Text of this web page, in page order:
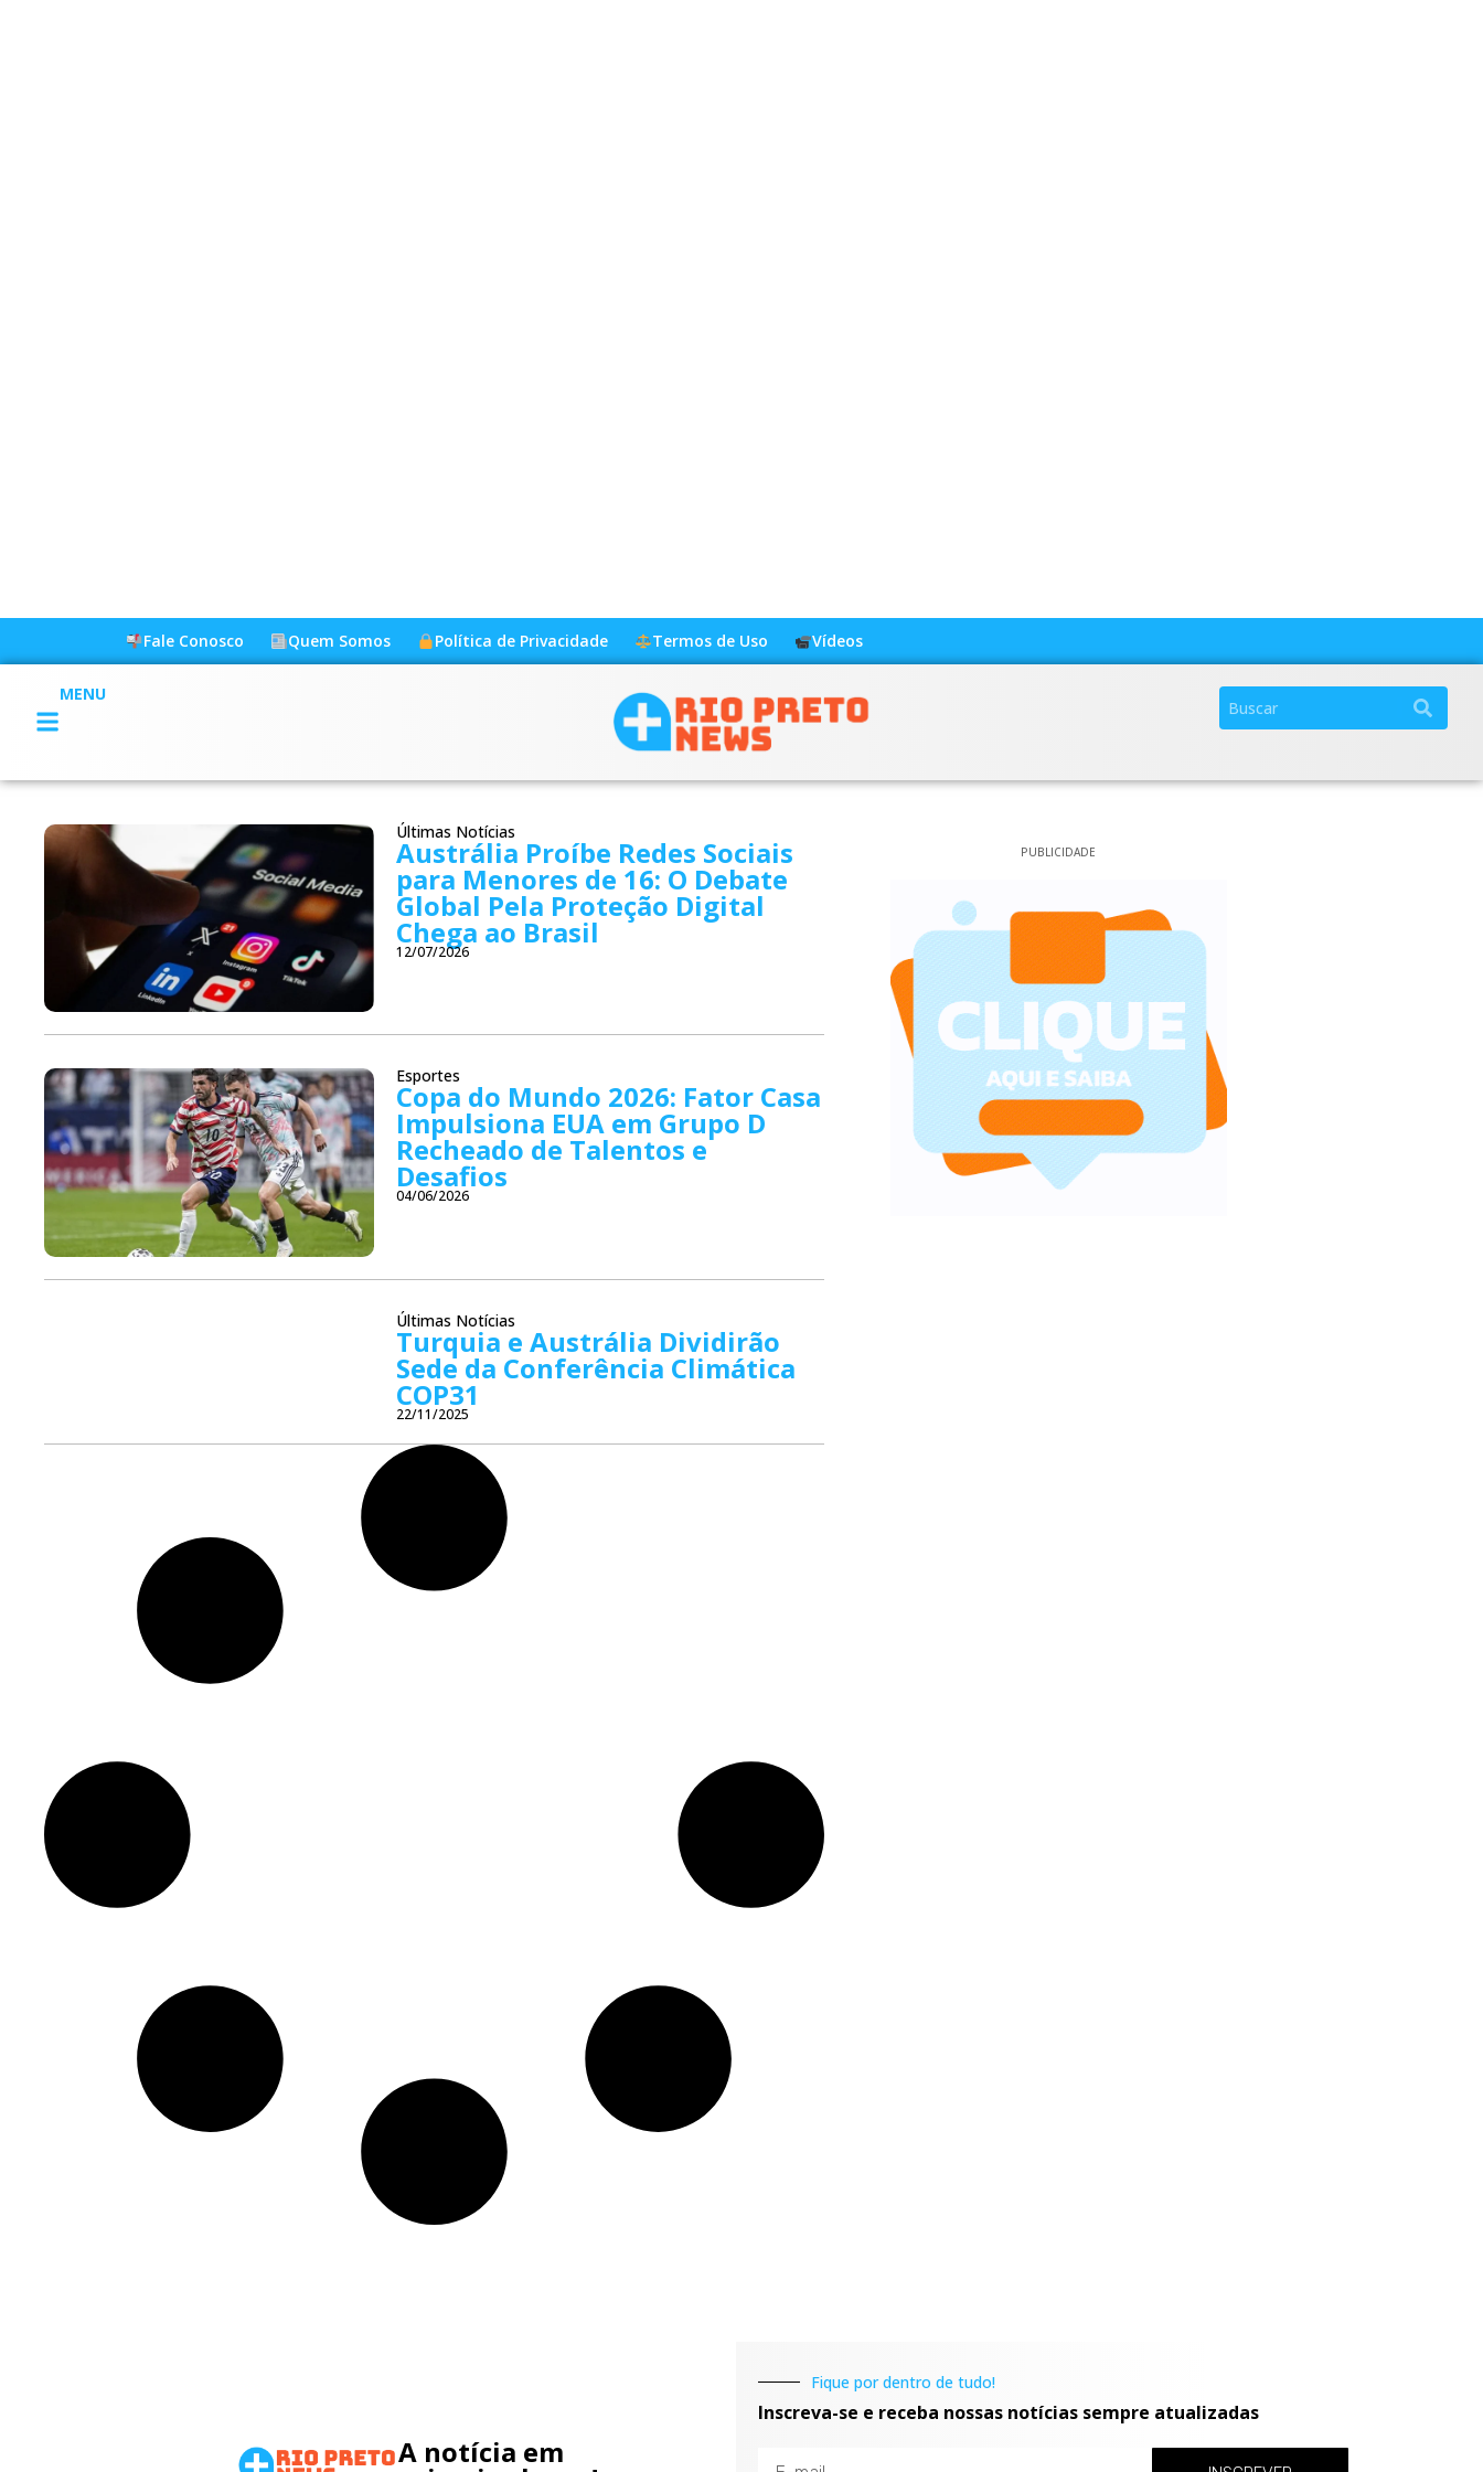
Fale Conosco Quem Somos Política de Privacidade Termos de Uso Vídeos
MENU
Últimas Notícias
Austrália Proíbe Redes Sociais
para Menores de 16: O Debate
Global Pela Proteção Digital
Chega ao Brasil
12/07/2026
Esportes
Copa do Mundo 2026: Fator Casa
Impulsiona EUA em Grupo D
Recheado de Talentos e
Desafios
04/06/2026
Últimas Notícias
Turquia e Austrália Dividirão
Sede da Conferência Climática
COP31
22/11/2025
PUBLICIDADE
A notícia em
Fique por dentro de tudo!
Inscreva-se e receba nossas notícias sempre atualizadas